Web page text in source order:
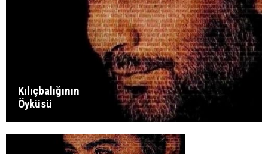
Kılıçbalığının
Öyküsü